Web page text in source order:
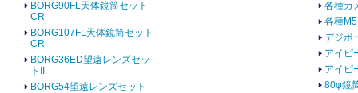
BORG90FL天体鏡筒セット
CR
BORG107FL天体鏡筒セット
CR
BORG36ED望遠レンズセッ
トII
BORG54望遠レンズセット
各種カ
各種
デジボ
アイピ
アイピ
80φ鏡